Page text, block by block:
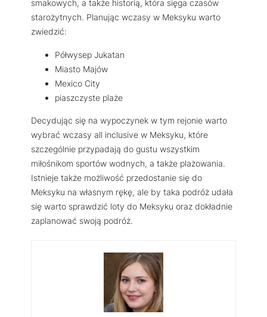
smakowych, a także historią, która sięga czasów
starożytnych. Planując wczasy w Meksyku warto
zwiedzić:
Półwysep Jukatan
Miasto Majów
Mexico City
piaszczyste plaże
Decydując się na wypoczynek w tym rejonie warto
wybrać wczasy all inclusive w Meksyku, które
szczególnie przypadają do gustu wszystkim
miłośnikom sportów wodnych, a także plażowania.
Istnieje także możliwość przedostanie się do
Meksyku na własnym rękę, ale by taka podróż udała
się warto sprawdzić loty do Meksyku oraz dokładnie
zaplanować swoją podróż.